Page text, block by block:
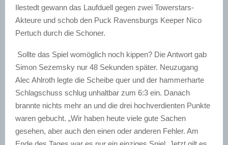
Ilestedt gewann das Laufduell gegen zwei Towerstars-
Akteure und schob den Puck Ravensburgs Keeper Nico
Pertuch durch die Schoner.
Sollte das Spiel womöglich noch kippen? Die Antwort gab
Simon Sezemsky nur 48 Sekunden später. Neuzugang
Alec Ahlroth legte die Scheibe quer und der hammerharte
Schlagschuss schlug unhaltbar zum 6:3 ein. Danach
brannte nichts mehr an und die drei hochverdienten Punkte
waren gebucht. „Wir haben heute viele gute Sachen
gesehen, aber auch den einen oder anderen Fehler. Am